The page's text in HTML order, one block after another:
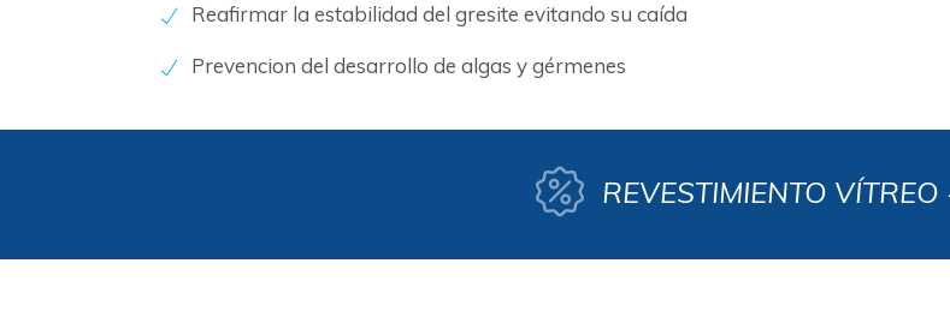
Reafirmar la estabilidad del gresite evitando su caída
Prevencion del desarrollo de algas y gérmenes
REVESTIMIENTO VÍTREO